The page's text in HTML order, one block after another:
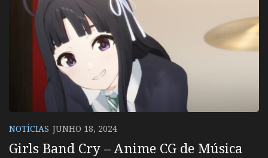
NOTÍCIAS JUNHO 18, 2024
Girls Band Cry – Anime CG de Música